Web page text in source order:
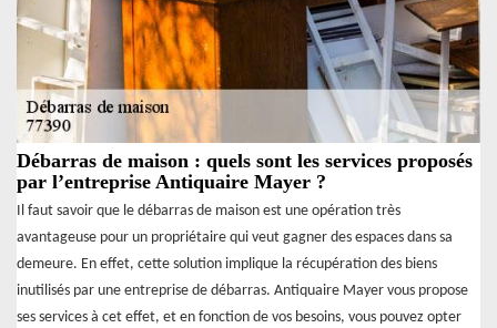
Débarras de maison : quels sont les services proposés
par l’entreprise Antiquaire Mayer ?
Il faut savoir que le débarras de maison est une opération très
avantageuse pour un propriétaire qui veut gagner des espaces dans sa
demeure. En effet, cette solution implique la récupération des biens
inutilisés par une entreprise de débarras. Antiquaire Mayer vous propose
ses services à cet effet, et en fonction de vos besoins, vous pouvez opter